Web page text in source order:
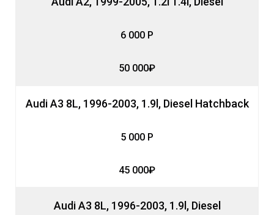
6 000 Р
50 000₽
Audi A3 8L, 1996-2003, 1.9l, Diesel Hatchback
5 000 Р
45 000₽
Audi A3 8L, 1996-2003, 1.9l, Diesel